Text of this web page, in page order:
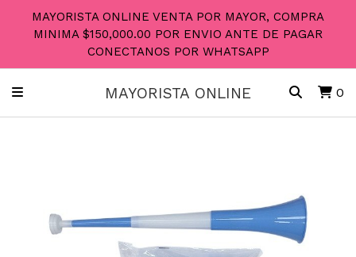
MAYORISTA ONLINE VENTA POR MAYOR, COMPRA
MINIMA $150,000.00 POR ENVIO ANTE DE PAGAR
CONECTANOS POR WHATSAPP
MAYORISTA ONLINE 0